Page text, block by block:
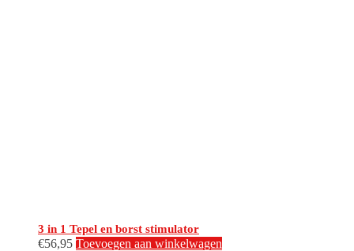
3 in 1 Tepel en borst stimulator
€56,95 Toevoegen aan winkelwagen